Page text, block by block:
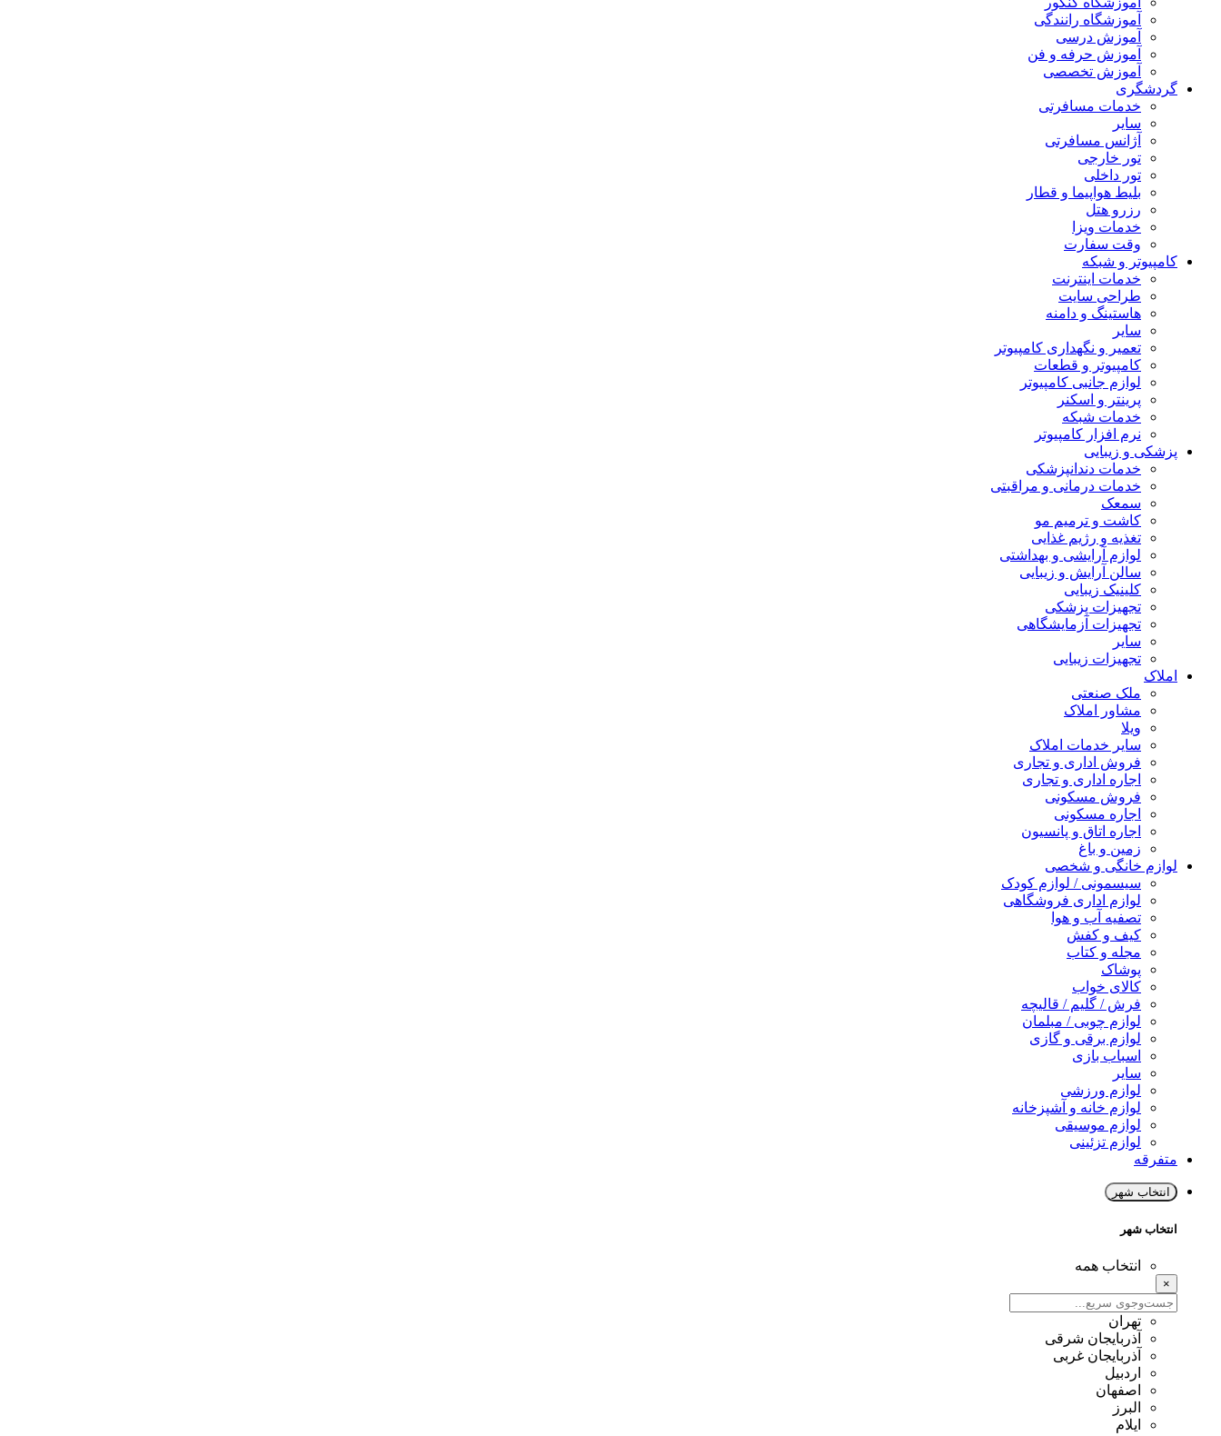
آموزشگاه رانندگی
آموزش درسی
آموزش حرفه و فن
آموزش تخصصی
گردشگری
خدمات مسافرتی
سایر
آژانس مسافرتی
تور خارجی
تور داخلی
بلیط هواپیما و قطار
رزرو هتل
خدمات ویزا
وقت سفارت
کامپیوتر و شبکه
خدمات اینترنت
طراحی سایت
هاستینگ و دامنه
سایر
تعمیر و نگهداری کامپیوتر
کامپیوتر و قطعات
لوازم جانبی کامپیوتر
پرینتر و اسکنر
خدمات شبکه
نرم افزار کامپیوتر
پزشکی و زیبایی
خدمات دندانپزشکی
خدمات درمانی و مراقبتی
سمعک
کاشت و ترمیم مو
تغذیه و رژیم غذایی
لوازم آرایشی و بهداشتی
سالن آرایش و زیبایی
کلینیک زیبایی
تجهیزات پزشکی
تجهیزات آزمایشگاهی
سایر
تجهیزات زیبایی
املاک
ملک صنعتی
مشاور املاک
ویلا
سایر خدمات املاک
فروش اداری و تجاری
اجاره اداری و تجاری
فروش مسکونی
اجاره مسکونی
اجاره اتاق و پانسیون
زمین و باغ
لوازم خانگی و شخصی
سیسمونی / لوازم کودک
لوازم اداری فروشگاهی
تصفیه آب و هوا
کیف و کفش
مجله و کتاب
پوشاک
کالای خواب
فرش / گلیم / قالیچه
لوازم چوبی / مبلمان
لوازم برقی و گازی
اسباب بازی
سایر
لوازم ورزشی
لوازم خانه و آشپزخانه
لوازم موسیقی
لوازم تزئینی
متفرقه
انتخاب شهر
انتخاب شهر
انتخاب همه
×
تهران
آذربایجان شرقی
آذربایجان غربی
اردبیل
اصفهان
البرز
ایلام